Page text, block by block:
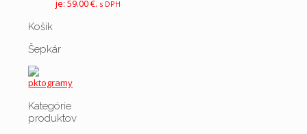
je: 59.00 €. s DPH
Košík
Šepkár
Kategórie
produktov